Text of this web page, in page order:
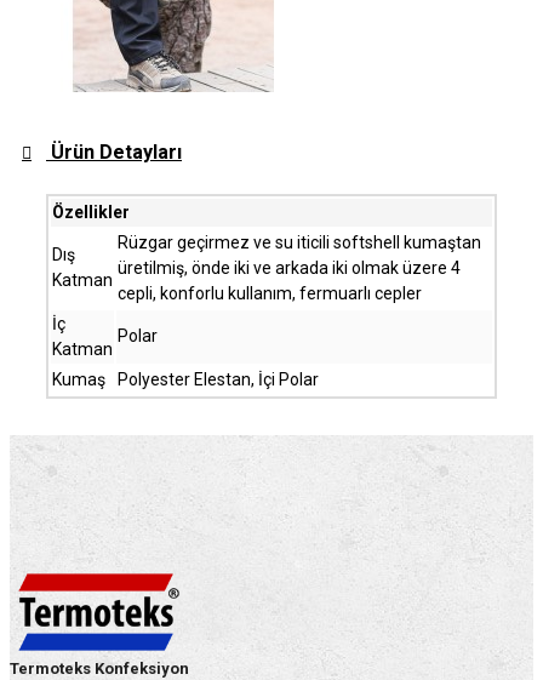
Ürün Detayları
Özellikler
Dış
Katman
Rüzgar geçirmez ve su iticili softshell kumaştan
üretilmiş, önde iki ve arkada iki olmak üzere 4
cepli, konforlu kullanım, fermuarlı cepler
İç
Katman
Polar
Kumaş Polyester Elestan, İçi Polar
Termoteks Konfeksiyon